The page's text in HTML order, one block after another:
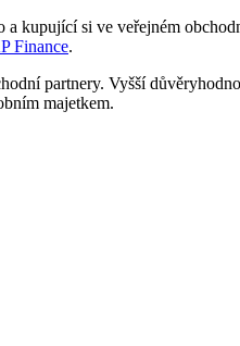
a kupující si ve veřejném
Finance.
partnery. Vyšší
majetkem.